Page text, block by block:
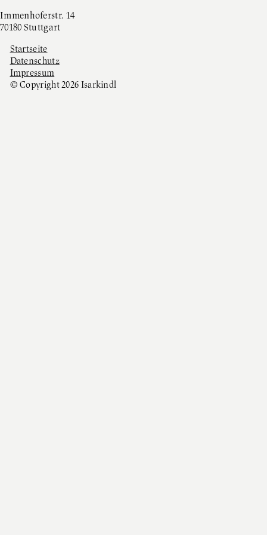
Immenhoferstr. 14
70180 Stuttgart
Startseite
Datenschutz
Impressum
© Copyright 2026 Isarkindl